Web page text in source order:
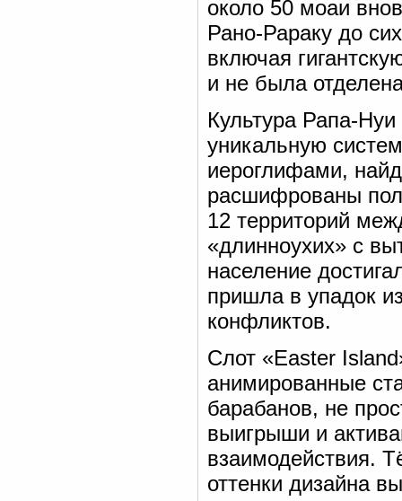
около 50 моаи
Рано-Рараку до
включая
и не была
Культура Рапа-
уникальную
иероглифами,
расшифрованы
12 территорий
«длинноухих» с
население
пришла в упадок
конфликтов.
Слот «Easter
анимированные
барабанов, не
выигрыши и
взаимодействия.
оттенки дизайна